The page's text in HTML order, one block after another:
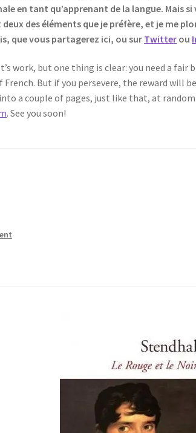
en tant qu’apprenant de la langue. Mais
des éléments que je préfère, et je me
que vous partagerez ici, ou sur Twitter ou
work, but one thing is clear: you need a
But if you persevere, the reward will
a couple of pages, just like that, at
. See you soon!